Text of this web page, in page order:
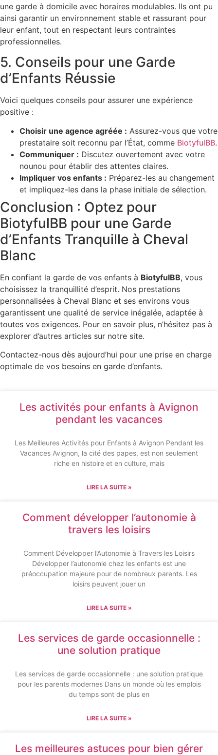
une garde à domicile avec horaires modulables. Ils ont pu
ainsi garantir un environnement stable et rassurant pour
leur enfant, tout en respectant leurs contraintes
professionnelles.
5. Conseils pour une Garde
d’Enfants Réussie
Voici quelques conseils pour assurer une expérience
positive :
Choisir une agence agréée : Assurez-vous que votre
prestataire soit reconnu par l’État, comme BiotyfulBB.
Communiquer : Discutez ouvertement avec votre
nounou pour établir des attentes claires.
Impliquer vos enfants : Préparez-les au changement
et impliquez-les dans la phase initiale de sélection.
Conclusion : Optez pour
BiotyfulBB pour une Garde
d’Enfants Tranquille à Cheval
Blanc
En confiant la garde de vos enfants à BiotyfulBB, vous
choisissez la tranquillité d’esprit. Nos prestations
personnalisées à Cheval Blanc et ses environs vous
garantissent une qualité de service inégalée, adaptée à
toutes vos exigences. Pour en savoir plus, n’hésitez pas à
explorer d’autres articles sur notre site.
Contactez-nous dès aujourd’hui pour une prise en charge
optimale de vos besoins en garde d’enfants.
Les activités pour enfants à Avignon
pendant les vacances
Les Meilleures Activités pour Enfants à Avignon Pendant les
Vacances Avignon, la cité des papes, est non seulement
riche en histoire et en culture, mais
LIRE LA SUITE »
Comment développer l’autonomie à
travers les loisirs
Comment Développer l’Autonomie à Travers les Loisirs
Développer l’autonomie chez les enfants est une
préoccupation majeure pour de nombreux parents. Les
loisirs peuvent jouer un
LIRE LA SUITE »
Les services de garde occasionnelle :
une solution pratique
Les services de garde occasionnelle : une solution pratique
pour les parents modernes Dans un monde où les emplois
du temps sont de plus en
LIRE LA SUITE »
Les meilleures astuces pour bien gérer